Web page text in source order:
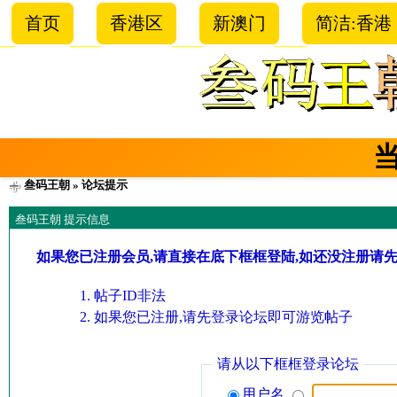
首页 香港区 新澳门 简洁:香港
叁码王朝 » 论坛提示
叁码王朝 提示信息
如果您已注册会员,请直接在底下框框登陆,如还没注册请
帖子ID非法
如果您已注册,请先登录论坛即可游览帖子
请从以下框框登录论坛
用户名